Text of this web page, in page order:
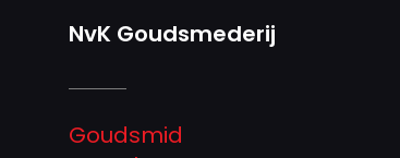
NvK Goudsmederij
Goudsmid